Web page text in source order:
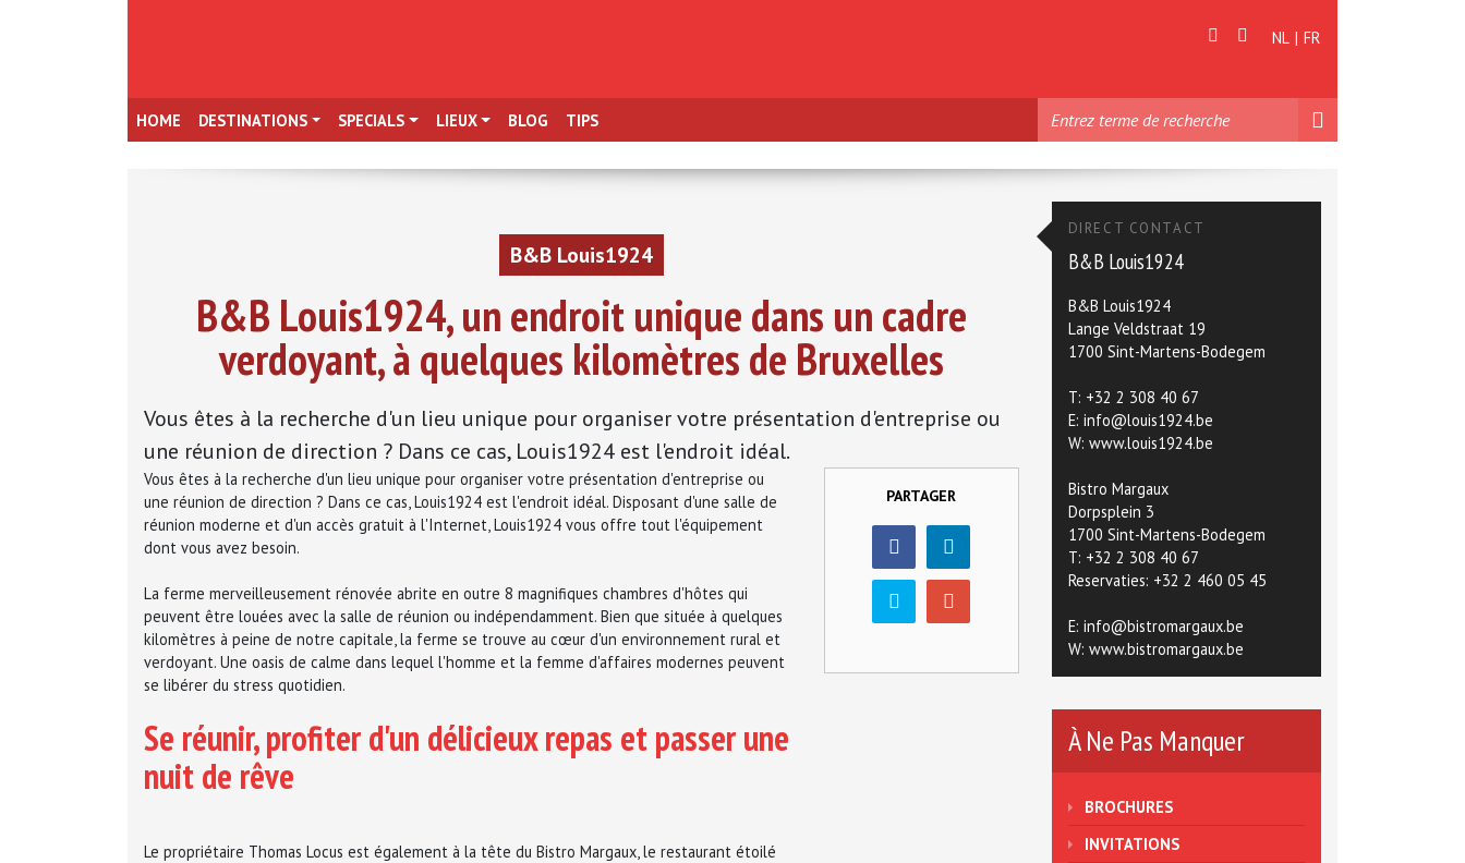
NL FR
HOME DESTINATIONS SPECIALS LIEUX BLOG TIPS
B&B Louis1924
B&B Louis1924, un endroit unique dans un cadre
verdoyant, à quelques kilomètres de Bruxelles
Vous êtes à la recherche d'un lieu unique pour organiser votre présentation d'entreprise ou
une réunion de direction ? Dans ce cas, Louis1924 est l'endroit idéal.
Vous êtes à la recherche d'un lieu unique pour organiser votre présentation d'entreprise ou
une réunion de direction ? Dans ce cas, Louis1924 est l'endroit idéal. Disposant d'une salle de
réunion moderne et d'un accès gratuit à l'Internet, Louis1924 vous offre tout l'équipement
dont vous avez besoin.
La ferme merveilleusement rénovée abrite en outre 8 magnifiques chambres d'hôtes qui
peuvent être louées avec la salle de réunion ou indépendamment. Bien que située à quelques
kilomètres à peine de notre capitale, la ferme se trouve au cœur d'un environnement rural et
verdoyant. Une oasis de calme dans lequel l'homme et la femme d'affaires modernes peuvent
se libérer du stress quotidien.
Se réunir, profiter d'un délicieux repas et passer une
nuit de rêve
Le propriétaire Thomas Locus est également à la tête du Bistro Margaux, le restaurant étoilé
PARTAGER
DIRECT CONTACT
B&B Louis1924
B&B Louis1924
Lange Veldstraat 19
1700 Sint-Martens-Bodegem
T: +32 2 308 40 67
E: info@louis1924.be
W: www.louis1924.be
Bistro Margaux
Dorpsplein 3
1700 Sint-Martens-Bodegem
T: +32 2 308 40 67
Reservaties: +32 2 460 05 45
E: info@bistromargaux.be
W: www.bistromargaux.be
À Ne Pas Manquer
BROCHURES
INVITATIONS